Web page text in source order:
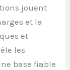
jouent
et la
et
les
base fiable